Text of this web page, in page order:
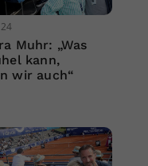
Muhr: „Was
kann,
wir auch“